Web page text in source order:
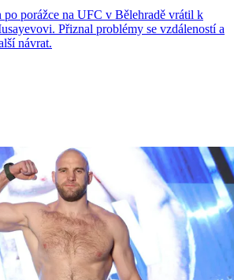
porážce na UFC v Bělehradě vrátil k
Přiznal problémy se vzdáleností a
návrat.